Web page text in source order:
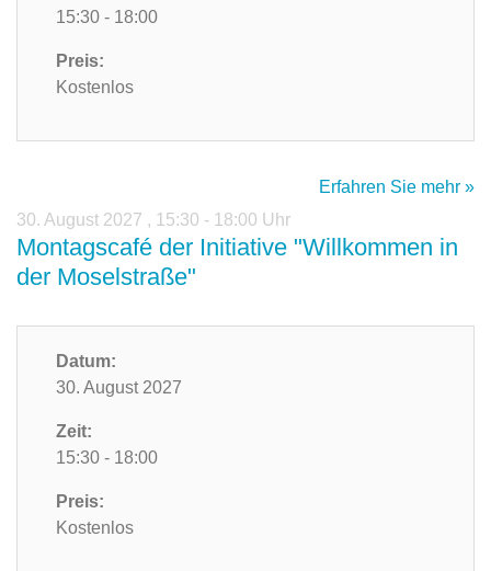
15:30 - 18:00
Preis:
Kostenlos
Erfahren Sie mehr »
30. August 2027 , 15:30 - 18:00 Uhr
Montagscafé der Initiative "Willkommen in
der Moselstraße"
Datum:
30. August 2027
Zeit:
15:30 - 18:00
Preis:
Kostenlos